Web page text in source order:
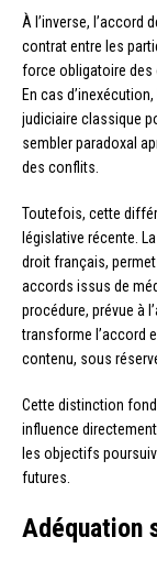
À l’inverse, l’accord
contrat entre les
force obligatoire des
En cas
judiciaire classique
sembler paradoxal
des conflits.
Toutefois, cette
législative récente.
droit français, permet
accords issus de
procédure, prévue à
transforme l’accord
contenu, sous
Cette distinction
influence
les objectifs
futures.
Adéquation